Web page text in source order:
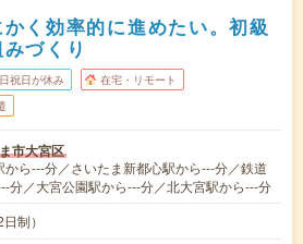
かく効率的に進めたい。初級
づくり
祝日が休み 在宅・リモート
市大宮区
から---分／さいたま新都心駅から---分／鉄道
分／大宮公園駅から---分／北大宮駅から---分
制）